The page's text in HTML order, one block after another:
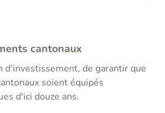
cantonaux
d'investissement, de garantir que
soient équipés
d'ici douze ans.